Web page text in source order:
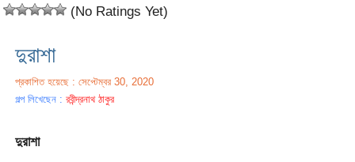
(No Ratings Yet)
দুরাশা
প্রকাশিত হয়েছে : সেপ্টেম্বর 30, 2020
গল্প লিখেছেন :রবীন্দ্রনাথ ঠাকুর
দুরাশা